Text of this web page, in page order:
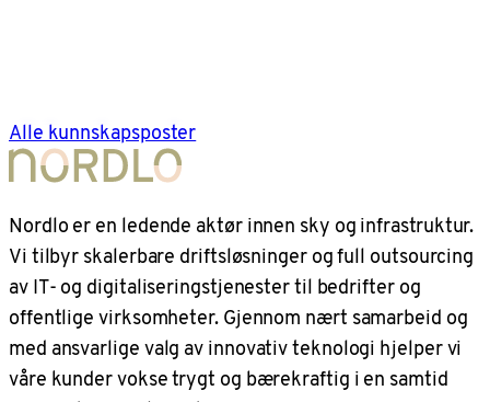
Alle kunnskapsposter
Nordlo er en ledende aktør innen sky og infrastruktur.
Vi tilbyr skalerbare driftsløsninger og full outsourcing
av IT- og digitaliseringstjenester til bedrifter og
offentlige virksomheter. Gjennom nært samarbeid og
med ansvarlige valg av innovativ teknologi hjelper vi
våre kunder vokse trygt og bærekraftig i en samtid